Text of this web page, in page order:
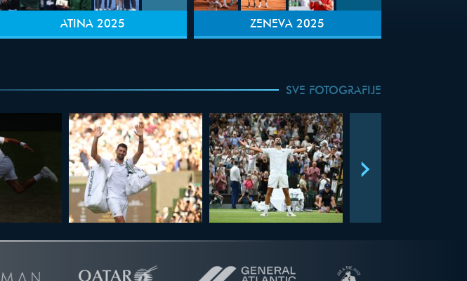
ATINA 2025 ŽENEVA 2025
SVE FOTOGRAFIJE